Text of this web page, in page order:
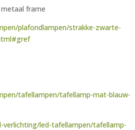
frame
plafondlampen/strakke-zwarte-
tafellampen/tafellamp-mat-blauw-
led-tafellampen/tafellamp-